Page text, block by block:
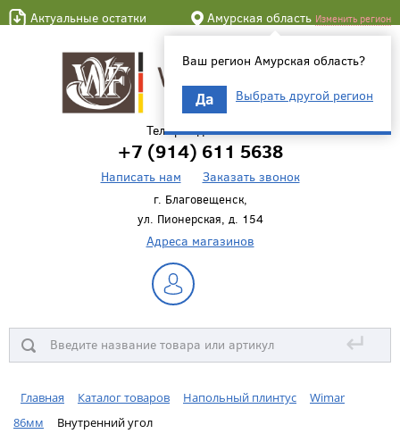
Актуальные остатки Амурская область Изменить регион
Ваш регион Амурская область?
Да Выбрать другой регион
Телефон для связи
+7 (914) 611 5638
Написать нам Заказать звонок
г. Благовещенск,
ул. Пионерская, д. 154
Адреса магазинов
↵
Главная Каталог товаров Напольный плинтус
Wimar
86мм
Внутренний угол